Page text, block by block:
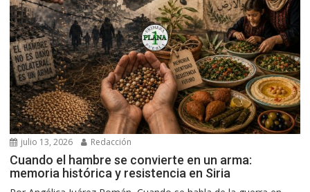
julio 13, 2026 Redacción
Cuando el hambre se convierte en un arma:
memoria histórica y resistencia en Siria